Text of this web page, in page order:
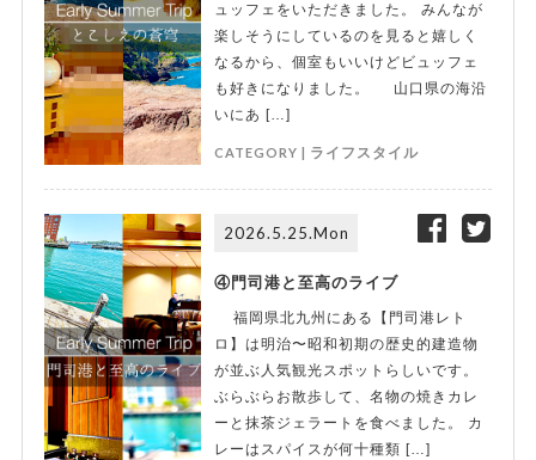
ュッフェをいただきました。 みんなが
楽しそうにしているのを見ると嬉しく
なるから、個室もいいけどビュッフェ
も好きになりました。 山口県の海沿
いにあ […]
CATEGORY | ライフスタイル
2026.5.25.Mon
④門司港と至高のライブ
福岡県北九州にある【門司港レト
ロ】は明治〜昭和初期の歴史的建造物
が並ぶ人気観光スポットらしいです。
ぶらぶらお散歩して、名物の焼きカレ
ーと抹茶ジェラートを食べました。 カ
レーはスパイスが何十種類 […]